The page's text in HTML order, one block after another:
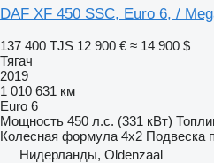
DAF XF 450 SSC, Euro 6, /
137 400 TJS 12 900 € ≈ 14 900 $
Тягач
2019
1 010 631 км
Euro 6
Мощность 450 л.с. (331 кВт)
Колесная формула 4x2 Подвеска
Нидерланды, Oldenzaal